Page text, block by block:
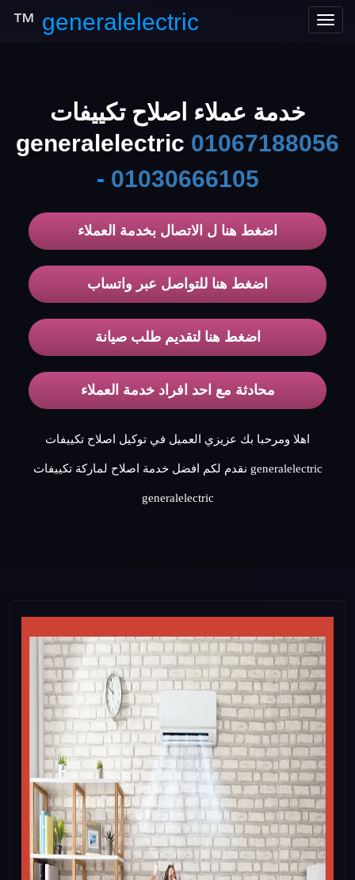
Toggle
generalelectric
™
خدمة عملاء اصلاح تكييفات
generalelectric 01067188056
- 01030666105
اضغط هنا ل الاتصال بخدمة العملاء
اضغط هنا للتواصل عبر واتساب
اضغط هنا لتقديم طلب صيانة
محادثة مع احد افراد خدمة العملاء
اهلا ومرحبا بك عزيزي العميل في توكيل اصلاح تكييفات
generalelectric نقدم لكم افضل خدمة اصلاح لماركة تكييفات
generalelectric